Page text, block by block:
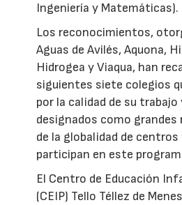
Ingeniería y Matemáticas).
Los reconocimientos,
Aguas de Avilés, Aquona,
Hidrogea y Viaqua, han
siguientes siete colegios
por la calidad de su trabajo
designados como
de la globalidad de centros
participan en este
El Centro de Educación
(CEIP) Tello Téllez de